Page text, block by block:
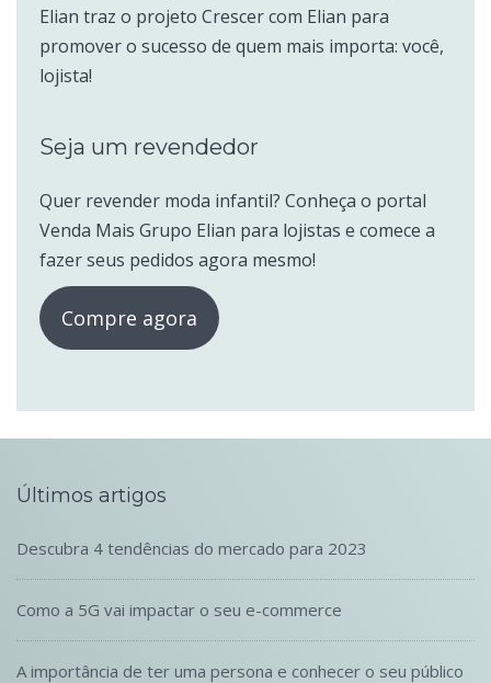
Elian traz o projeto Crescer com Elian para
promover o sucesso de quem mais importa: você,
lojista!
Seja um revendedor
Quer revender moda infantil? Conheça o portal
Venda Mais Grupo Elian para lojistas e comece a
fazer seus pedidos agora mesmo!
Compre agora
Últimos artigos
Descubra 4 tendências do mercado para 2023
Como a 5G vai impactar o seu e-commerce
A importância de ter uma persona e conhecer o seu público